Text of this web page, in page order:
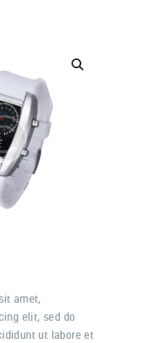
amet,
elit, sed do
ut labore et